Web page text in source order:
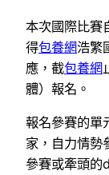
本次國際比賽
得包養網浩繁
應，截包養網
體）報名。
報名參賽的單
家，自力情勢
參賽或牽頭的